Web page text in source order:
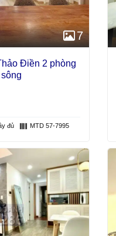
7
Điền 2 phòng
đủ MTD 57-7995